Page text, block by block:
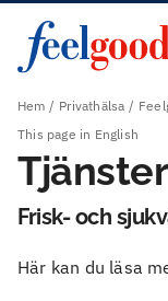
Hem Privathälsa
This page in English
Tjänster
Frisk- och
Här kan du läsa